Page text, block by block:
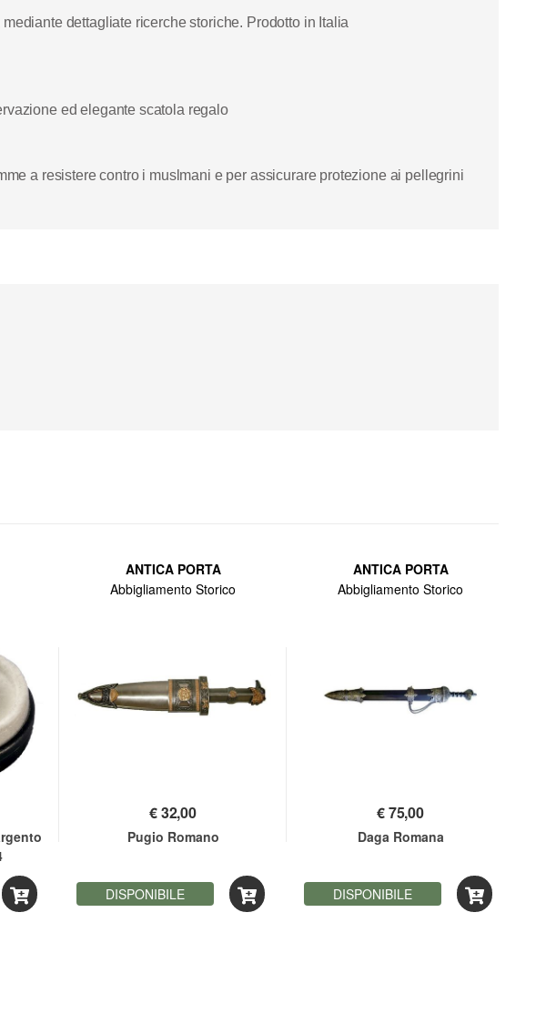
dettagliate ricerche storiche. Prodotto in Italia
ed elegante scatola regalo
a resistere contro i muslmani e per assicurare protezione ai pellegrini
ANTICA PORTA
Abbigliamento Storico
€32,00
Pugio Romano
DISPONIBILE
ANTICA PORTA
Abbigliamento Storico
€75,00
Daga Romana
DISPONIBILE